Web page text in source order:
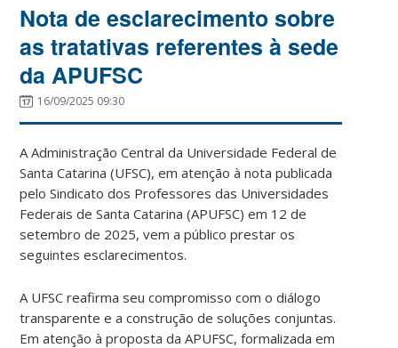
Nota de esclarecimento sobre
as tratativas referentes à sede
da APUFSC
16/09/2025 09:30
A Administração Central da Universidade Federal de
Santa Catarina (UFSC), em atenção à nota publicada
pelo Sindicato dos Professores das Universidades
Federais de Santa Catarina (APUFSC) em 12 de
setembro de 2025, vem a público prestar os
seguintes esclarecimentos.
A UFSC reafirma seu compromisso com o diálogo
transparente e a construção de soluções conjuntas.
Em atenção à proposta da APUFSC, formalizada em